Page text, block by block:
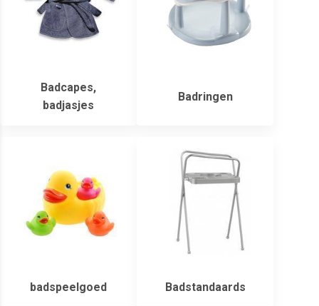
Badcapes,
badjasjes
Badringen
badspeelgoed Badstandaards